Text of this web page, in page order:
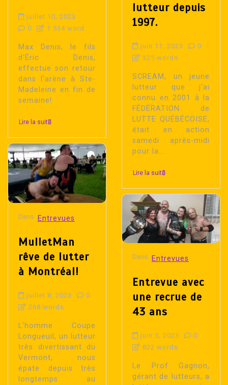
juillet 10, 2023
0
1 534 word
Max Denis, le fils
d'Éric Denis,
effectue son retour
dans l'arène à Ste-
Madeleine en fin de
semaine!
Lire la suite
Dans Entrevues
MulletMan
rêve de lutter
à Montréal!
juillet 8, 2023
0
268 words
L'homme Coupe
Longueuil, un lutteur
très divertissant du
Vermont, nous
épate depuis très
longtemps au
lutteur depuis
1997.
juin 11, 2023
0
325 words
SCREAM, un jeune
lutteur que j'ai
connu en 2001 à la
FÉDÉRATION de
LUTTE QUÉBÉCOISE,
était en action
samedi après-midi
pour la...
Lire la suite
Dans Entrevues
Entrevue avec
une recrue de
43 ans
juin 5, 2023
0
822 words
Le Prof Gagnon,
gérant de lutteurs, a